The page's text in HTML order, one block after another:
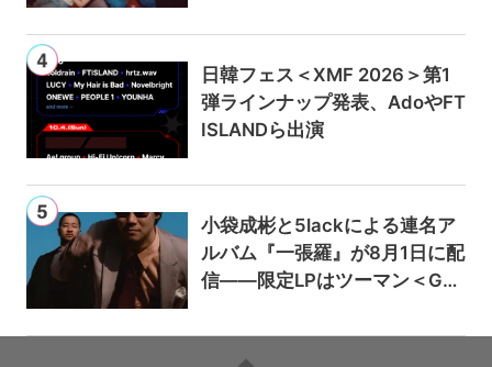
日韓フェス＜XMF 2026＞第1
弾ラインナップ発表、AdoやFT
ISLANDら出演
小袋成彬と5lackによる連名ア
ルバム『一張羅』が8月1日に配
信——限定LPはツーマン＜Gai